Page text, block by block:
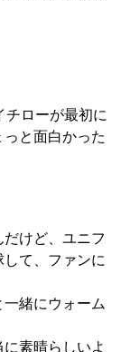
ローが最初に
と面白かった
けど、ユニフ
て、ファンに
緒にウォーム
素晴らしいよ